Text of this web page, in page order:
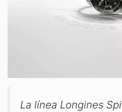
La línea Longines